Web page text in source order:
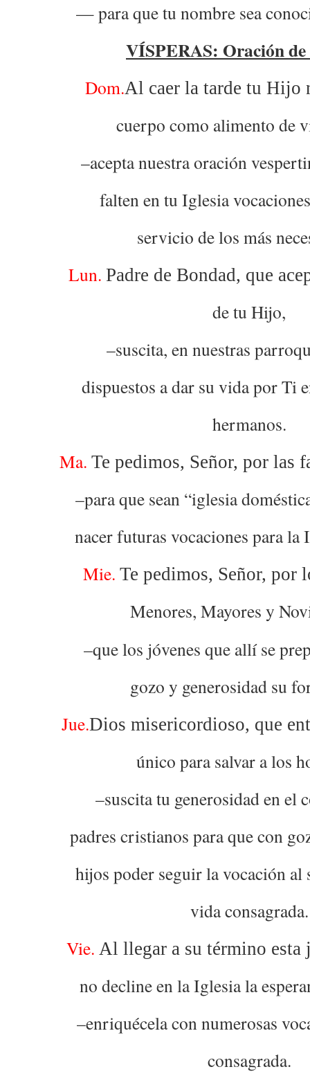
— para que tu nombre sea
VÍSPERAS: Oración
Dom.Al caer la tarde tu Hijo
cuerpo como alimento de
–acepta nuestra oración
falten en tu Iglesia
servicio de los más
Lun. Padre de Bondad, que
de tu Hijo,
–suscita, en nuestras
dispuestos a dar su vida por Ti
hermanos.
Ma. Te pedimos, Señor, por las
–para que sean “iglesia
nacer futuras vocaciones para la
Mie. Te pedimos, Señor, por
Menores, Mayores y
–que los jóvenes que allí se
gozo y generosidad su
Jue.Dios misericordioso, que
único para salvar a los
–suscita tu generosidad en el
padres cristianos para que con
hijos poder seguir la vocación al
vida consagrada.
Vie. Al llegar a su término esta
no decline en la Iglesia la
–enriquécela con numerosas
consagrada.